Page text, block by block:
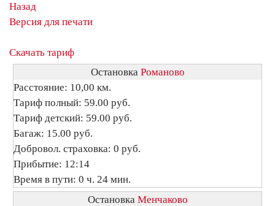
Назад
Версия для печати
Скачать тариф
Остановка Романово
Расстояние: 10,00 км.
Тариф полный: 59.00 руб.
Тариф детский: 59.00 руб.
Багаж: 15.00 руб.
Добровол. страховка: 0 руб.
Прибытие: 12:14
Время в пути: 0 ч. 24 мин.
Остановка Менчаково